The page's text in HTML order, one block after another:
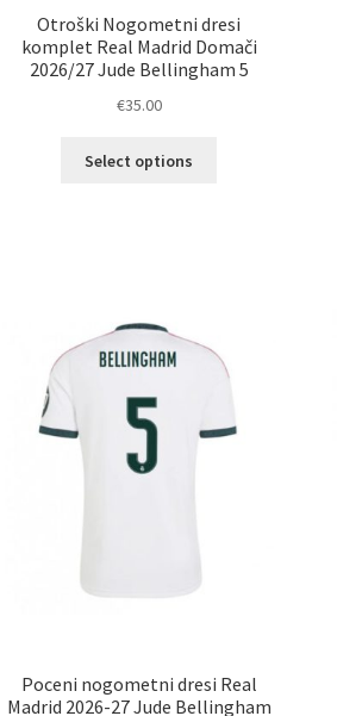
Otroški Nogometni dresi
komplet Real Madrid Domači
2026/27 Jude Bellingham 5
€35.00
Select options
na
Poceni nogometni dresi Real
Madrid 2026-27 Jude Bellingham